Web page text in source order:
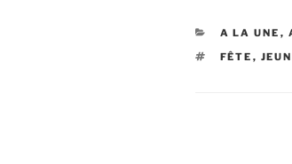
A LA UNE ,
FÊTE ,